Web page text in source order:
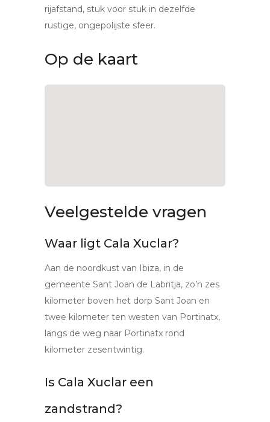
rijafstand, stuk voor stuk in dezelfde
rustige, ongepolijste sfeer.
Op de kaart
Veelgestelde vragen
Waar ligt Cala Xuclar?
Aan de noordkust van Ibiza, in de
gemeente Sant Joan de Labritja, zo’n zes
kilometer boven het dorp Sant Joan en
twee kilometer ten westen van Portinatx,
langs de weg naar Portinatx rond
kilometer zesentwintig.
Is Cala Xuclar een
zandstrand?